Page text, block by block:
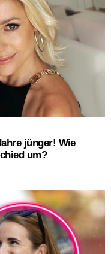
jünger! Wie
um?